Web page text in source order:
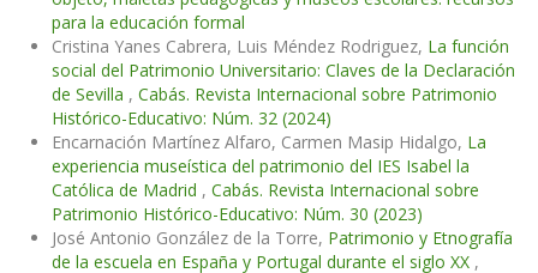
para la educación formal
Cristina Yanes Cabrera, Luis Méndez Rodriguez, La función
social del Patrimonio Universitario: Claves de la Declaración
de Sevilla , Cabás. Revista Internacional sobre Patrimonio
Histórico-Educativo: Núm. 32 (2024)
Encarnación Martínez Alfaro, Carmen Masip Hidalgo, La
experiencia museística del patrimonio del IES Isabel la
Católica de Madrid , Cabás. Revista Internacional sobre
Patrimonio Histórico-Educativo: Núm. 30 (2023)
José Antonio González de la Torre, Patrimonio y Etnografía
de la escuela en España y Portugal durante el siglo XX ,